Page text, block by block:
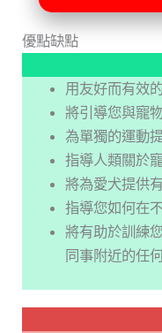
優點缺點
用友好而有效
將引導您與寵
為單獨的運動
指導人類關於
將為愛犬提供
指導您如何在
將有助於訓練
同事附近的任